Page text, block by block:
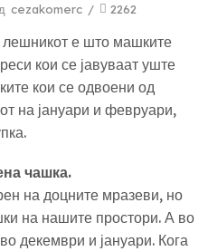
cezakomerc / 2262
е што машките
кои се јавуваат уште
кои се одвоени од
на јануари и февруари,
чашка.
на доцните мразеви, но
на нашите простори. А во
декември и јануари. Кога